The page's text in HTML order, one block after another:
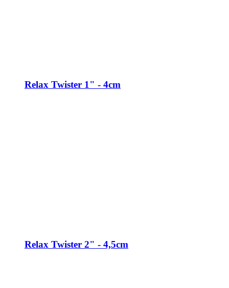
Relax Twister 1" - 4cm
Relax Twister 2" - 4,5cm